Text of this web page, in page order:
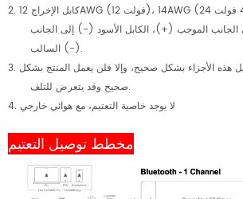
2. كابل الإخراج 12AWG (12 فولت)، 14AWG (24 فولت / 36 فولت / 48 فولت)،
الجانب الموجب (+)، الكابل الأسود (-) إلى الجانب
السالب (-).
3. هذه الأجزاء بشكل صحيح، وإلا فلن يعمل المنتج بشكل
صحيح وقد يتعرض للتلف.
4. لا يوجد خاصية التعتيم، مع هوائي خارجي
مخطط توصيل التعتيم